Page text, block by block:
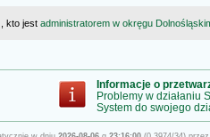
kto jest administratorem w okręgu
Informacje o
Problemy w działaniu
System do swojego